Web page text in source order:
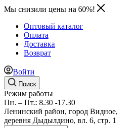
Мы снизили цены на 60%!
Оптовый каталог
Оплата
Доставка
Возврат
Войти
Поиск
Режим работы
Пн. – Пт.: 8.30 -17.30
Ленинский район, город Видное,
деревня Дыдылдино, вл. 6, стр. 1